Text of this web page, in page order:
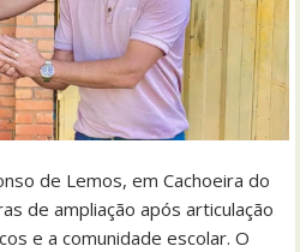
de Lemos, em Cachoeira do
de ampliação após articulação
e a comunidade escolar. O